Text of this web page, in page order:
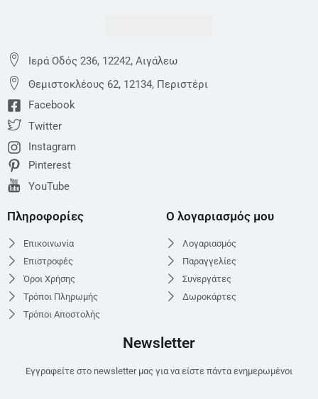
Ιερά Οδός 236, 12242, Αιγάλεω
Θεμιστoκλέους 62, 12134, Περιστέρι
Facebook
Twitter
Instagram
Pinterest
YouTube
Πληροφορίες
Επικοινωνία
Επιστροφές
Όροι Χρήσης
Τρόποι Πληρωμής
Τρόποι Αποστολής
Ο λογαριασμός μου
Λογαριασμός
Παραγγελίες
Συνεργάτες
Δωροκάρτες
Newsletter
Εγγραφείτε στο newsletter μας για να είστε πάντα ενημερωμένοι